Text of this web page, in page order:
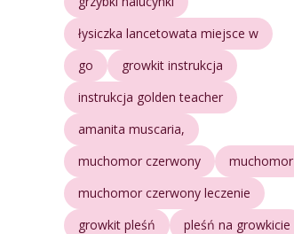
łysiczka lancetowata miejsce w
go
growkit instrukcja
instrukcja golden teacher
amanita muscaria,
muchomor czerwony
muchomor
muchomor czerwony leczenie
growkit pleśń
pleśń na growkicie